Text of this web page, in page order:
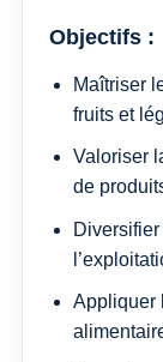
Objectifs :
Maîtriser
fruits et
Valoriser
de
Appliquer